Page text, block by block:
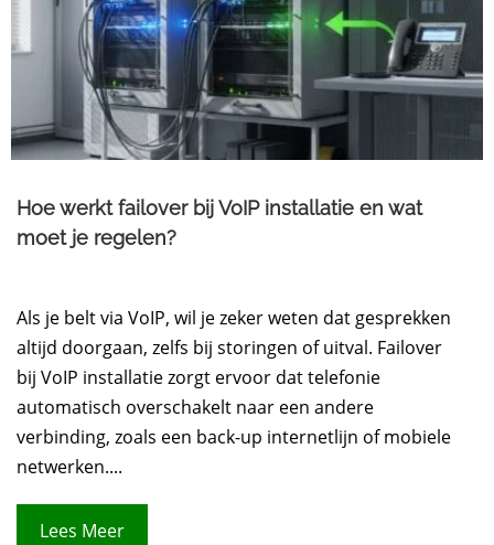
Hoe werkt failover bij VoIP installatie en wat
moet je regelen?
Als je belt via VoIP, wil je zeker weten dat gesprekken
altijd doorgaan, zelfs bij storingen of uitval. Failover
bij VoIP installatie zorgt ervoor dat telefonie
automatisch overschakelt naar een andere
verbinding, zoals een back-up internetlijn of mobiele
netwerken....
Lees Meer